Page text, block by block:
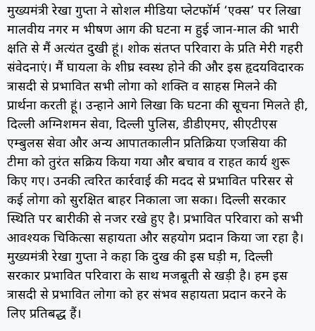
मुख्यमंत्री रेखा गुप्ता ने सोशल मीडिया प्लेटफॉर्म ‘एक्स’ पर लिखा
मालवीय नगर में भीषण आग की घटना में हुई जान-माल की भारी
क्षति से मैं अत्यंत दुखी हूं। शोक संतप्त परिवारों के प्रति मेरी गहरी
संवेदनाएं। मैं घायलों के शीघ्र स्वस्थ होने की और इस हृदयविदारक
त्रासदी से प्रभावित सभी लोगों को शक्ति व साहस मिलने की
प्रार्थना करती हूं। उन्होंने आगे लिखा कि घटना की सूचना मिलते ही,
दिल्ली अग्निशमन सेवा, दिल्ली पुलिस, डीडीएमए, सीएटीएस
एम्बुलेंस सेवा और अन्य आपातकालीन प्रतिक्रिया एजेंसियों की
टीमों को तुरंत सक्रिय किया गया और बचाव व राहत कार्य शुरू
किए गए। उनकी त्वरित कार्रवाई की मदद से प्रभावित परिसर से
कई लोगों को सुरक्षित बाहर निकाला जा सका। दिल्ली सरकार
स्थिति पर बारीकी से नजर रखे हुए है। प्रभावित परिवारों को सभी
आवश्यक चिकित्सा सहायता और सहयोग प्रदान किया जा रहा है।
मुख्यमंत्री रेखा गुप्ता ने कहा कि दुख की इस घड़ी में, दिल्ली
सरकार प्रभावित परिवारों के साथ मजबूती से खड़ी है। हम इस
त्रासदी से प्रभावित लोगों को हर संभव सहायता प्रदान करने के
लिए प्रतिबद्ध हैं।